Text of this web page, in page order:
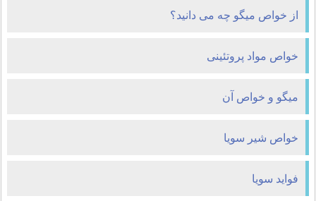
از خواص میگو چه می دانید؟
خواص مواد پروتئینی
میگو و خواص آن
خواص شیر سویا
فواید سویا